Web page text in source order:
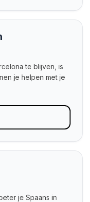
te blijven, is
je helpen met je
je Spaans in